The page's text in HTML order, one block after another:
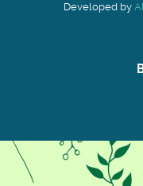
Developed by